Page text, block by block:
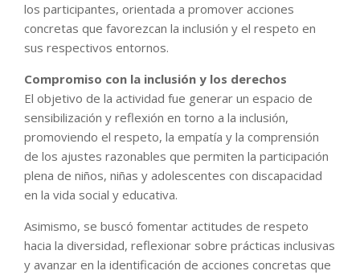
los participantes, orientada a promover acciones
concretas que favorezcan la inclusión y el respeto en
sus respectivos entornos.
Compromiso con la inclusión y los derechos
El objetivo de la actividad fue generar un espacio de
sensibilización y reflexión en torno a la inclusión,
promoviendo el respeto, la empatía y la comprensión
de los ajustes razonables que permiten la participación
plena de niños, niñas y adolescentes con discapacidad
en la vida social y educativa.
Asimismo, se buscó fomentar actitudes de respeto
hacia la diversidad, reflexionar sobre prácticas inclusivas
y avanzar en la identificación de acciones concretas que